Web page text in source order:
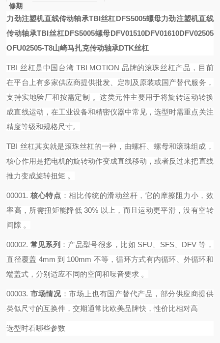
修期
力劲注塑机直线传动轴承TBI丝杠DFS5005螺母力劲注塑机直线
传动轴承TBI丝杠DFS5005螺母DFV01510DFV01610DFV02505
OFU02505-T8山崎马扎克传动轴承DTK丝杠
TBI 丝杠是中国台湾 TBI MOTION 品牌的滚珠丝杠产品，目前
在平台上有多家供应商提供批发、定制及原装或国产替代服务，
支持实地验厂和按需定制 。这类元件主要用于将旋转运动转换
成直线运动，在工业设备和精密仪器中常见，选型时需重点关注
精度等级和规格尺寸。
TBI 丝杠其实就是滚珠丝杠的一种，由螺杆、螺母和滚珠组成，
核心作用是把电机的旋转动作变成直线移动，或者反过来把直线
推力变成旋转扭矩 。‌‌‌
00001. 核心特点 ‌：相比传统的滑动丝杆，它的摩擦阻力小，效
率高，所需扭矩能降低 30% 以上，而且运动更平滑，没有空转
间隙 。
00002. 常见系列 ‌：产品型号很多，比如 SFU、SFS、DFV 等，
直径覆盖 4mm 到 100mm 不等，循环方式有内循环、外循环和
端盖式，分别适应不同的空间和噪音要求 。
00003. 市场情况 ‌：市场上也有国产替代产品，部分供应商提供
类似尺寸的互换件，交期通常比欧美品牌快，性价比相对高
选型时看哪些参数